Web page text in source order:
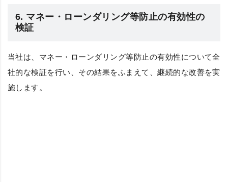
6. マネー・ローンダリング等防止の有効性の
検証
当社は、マネー・ローンダリング等防止の有効性について全
社的な検証を行い、その結果をふまえて、継続的な改善を実
施します。